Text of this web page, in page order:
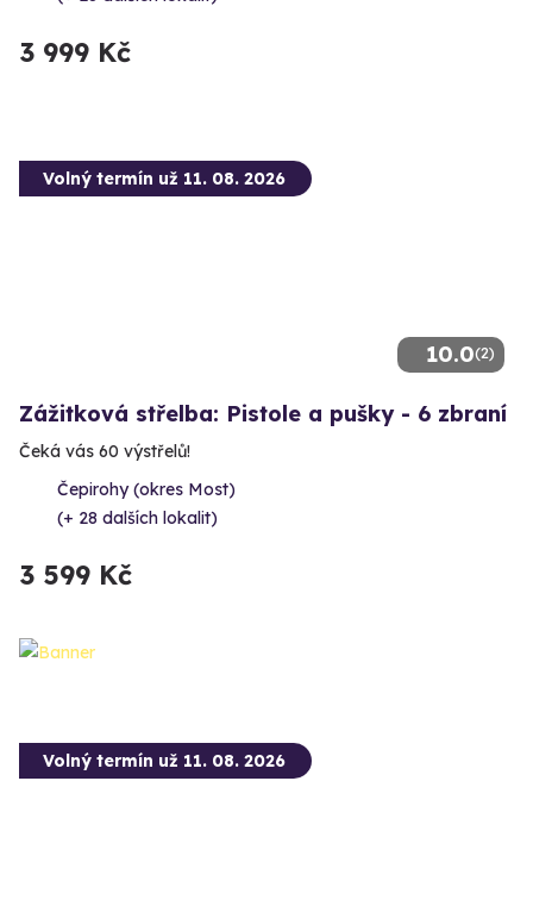
3 999 Kč
10.0(2)
Volný termín už 11. 08. 2026
Zážitková střelba: Pistole a pušky - 6 zbraní
Čeká vás 60 výstřelů!
Čepirohy (okres Most)
(+ 28 dalších lokalit)
3 599 Kč
Volný termín už 11. 08. 2026